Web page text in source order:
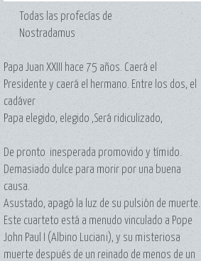
Todas las profecías de
Nostradamus
Papa Juan XXIII hace 75 años. Caerá el
Presidente y caerá el hermano. Entre los dos, el
cadáver
Papa elegido, elegido ,Será ridiculizado,
De pronto inesperada promovido y tímido.
Demasiado dulce para morir por una buena
causa.
Asustado, apagó la luz de su pulsión de muerte.
Este cuarteto está a menudo vinculado a Pope
John Paul I (Albino Luciani), y su misteriosa
muerte después de un reinado de menos de un